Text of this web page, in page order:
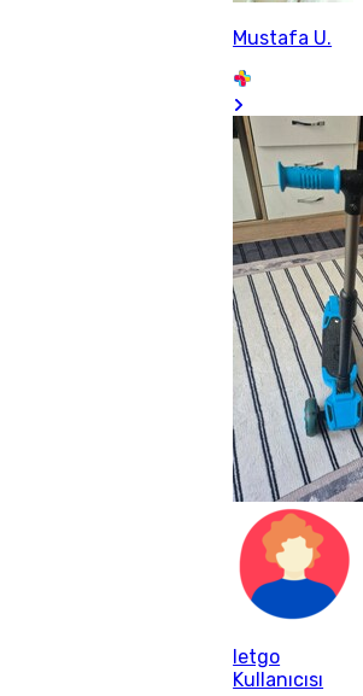
Mustafa U.
letgo
Kullanıcısı